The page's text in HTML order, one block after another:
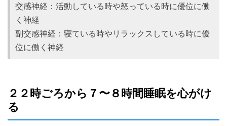
交感神経：活動している時や怒っている時に優位に働
く神経
副交感神経：寝ている時やリラックスしている時に優
位に働く神経
２２時ごろから７〜８時間睡眠を心がけ
る